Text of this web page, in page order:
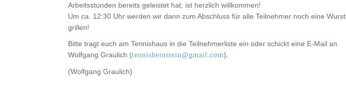
Arbeitsstunden bereits geleistet hat, ist herzlich willkommen!
Um ca. 12:30 Uhr werden wir dann zum Abschluss für alle Teilnehmer noch eine Wurst
grillen!
Bitte tragt euch am Tennishaus in die Teilnehmerliste ein oder schickt eine E-Mail an
Wolfgang Graulich (tennisbeinstein@gmail.com).
(Wolfgang Graulich)